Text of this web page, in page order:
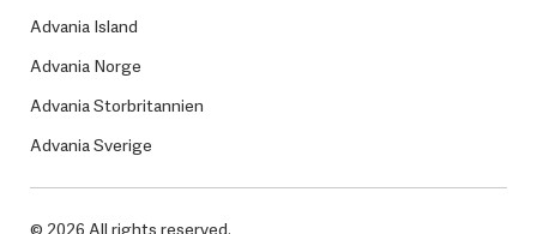
Advania Island
Advania Norge
Advania Storbritannien
Advania Sverige
© 2026 All rights reserved.